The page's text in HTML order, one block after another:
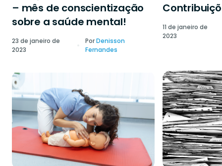
– mês de conscientização
sobre a saúde mental!
23 de janeiro de
2023
PorDenisson
Fernandes
11 de janeiro de
2023